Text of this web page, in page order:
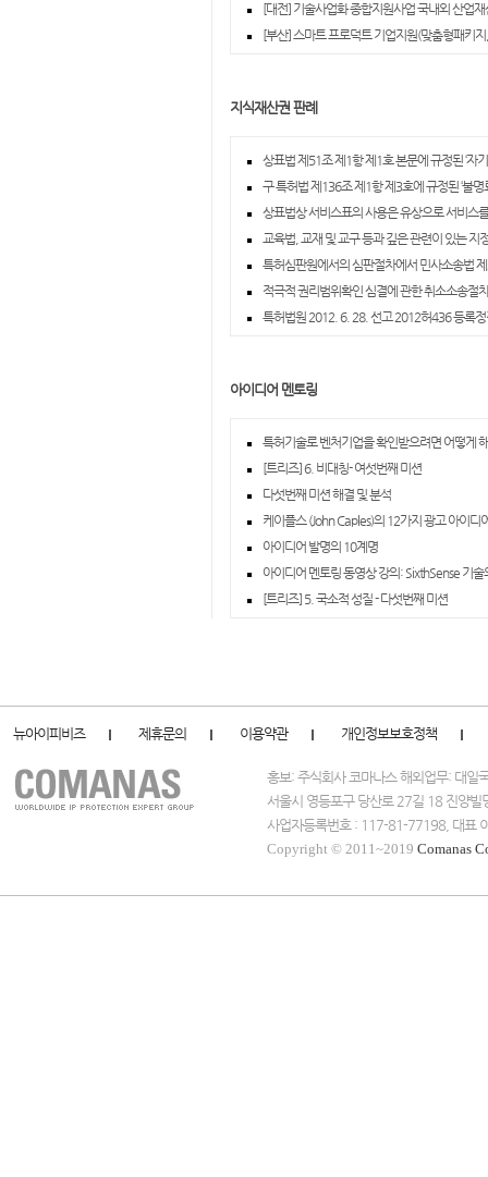
[대전] 기술사업화 종합지원사업 국내외 산업
[부산] 스마트 프로덕트 기업지원(맞춤형패키
지식재산권 판례
상표법 제51조 제1항 제1호 본문에 규정된 ‘자기
구 특허법 제136조 제1항 제3호에 규정된 ‘불명
상표법상 서비스표의 사용은 유상으로 서비스
교육법, 교재 및 교구 등과 깊은 관련이 있는 지
특허심판원에서의 심판절차에서 민사소송법
적극적 권리범위확인 심결에 관한 취소소송절
특허법원 2012. 6. 28. 선고 2012허436 등록정
아이디어 멘토링
특허기술로 벤처기업을 확인받으려면 어떻게
[트리즈] 6. 비대칭- 여섯번째 미션
다섯번째 미션 해결 및 분석
케이플스 (John Caples)의 12가지 광고 아이디
아이디어 발명의 10계명
아이디어 멘토링 동영상 강의: SixthSense 기술
[트리즈] 5. 국소적 성질 - 다섯번째 미션
뉴아이피비즈 제휴문의 이용약관 개인정보보호정책
홍보: 주식회사 코마나스 해외업무: 대일
서울시 영등포구 당산로 27길 18 진양빌
사업자등록번호 : 117-81-77198, 대표
Copyright © 2011~2019 Comanas